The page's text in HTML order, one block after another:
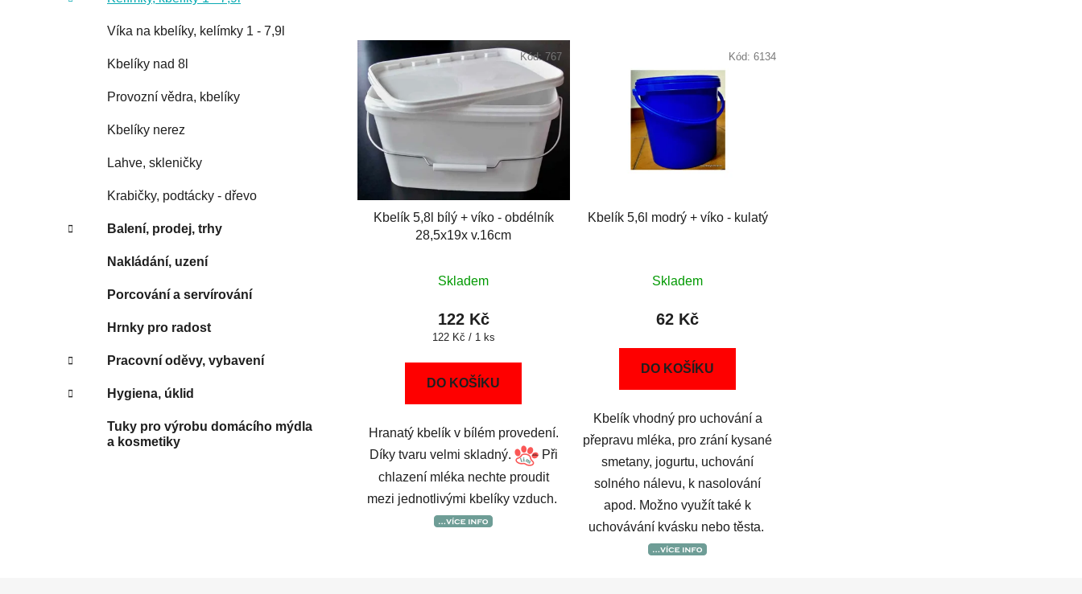
Víka na kbelíky, kelímky 1 - 7,9l
Kbelíky nad 8l
Provozní vědra, kbelíky
Kbelíky nerez
Lahve, skleničky
Krabičky, podtácky - dřevo
Balení, prodej, trhy
Nakládání, uzení
Porcování a servírování
Hrnky pro radost
Pracovní oděvy, vybavení
Hygiena, úklid
Tuky pro výrobu domácího mýdla
a kosmetiky
Kbelík 5,8l bílý + víko - obdélník
28,5x19x v.16cm
Skladem
122 Kč
Měrná
122 Kč / 1 ks
DO KOŠÍKU
Hranatý kbelík v bílém provedení.
Díky tvaru velmi skladný.
Při
chlazení mléka nechte proudit
mezi jednotlivými kbelíky vzduch.
Kód: 767
Kbelík 5,6l modrý + víko - kulatý
Skladem
62 Kč
DO KOŠÍKU
Kbelík vhodný pro uchování a
přepravu mléka, pro zrání kysané
smetany, jogurtu, uchování
solného nálevu, k nasolování
apod. Možno využít také k
uchovávání kvásku nebo těsta.
Kód: 6134